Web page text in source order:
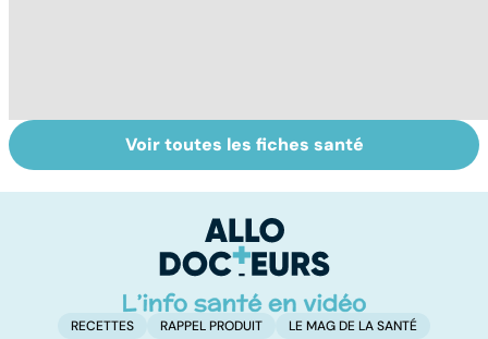
Tout savoir sur
les infections
Inflammation des
amygdales : que
d'angine ?
Voir toutes les fiches santé
RECETTES RAPPEL PRODUIT LE MAG DE LA SANTÉ